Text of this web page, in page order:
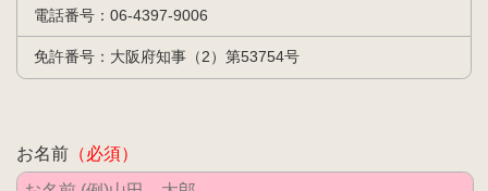
電話番号：06-4397-9006
免許番号：大阪府知事（2）第53754号
お名前 （必須）